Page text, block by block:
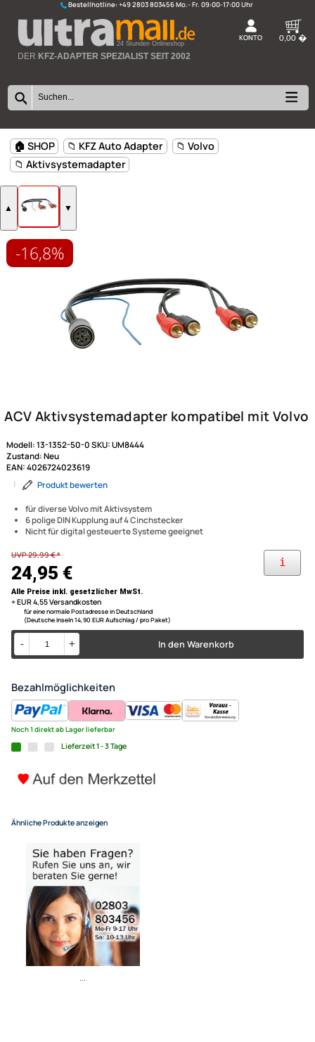
Bestellhotline:+49 2803 803456
24 Stunden Onlineshop
🏠 SHOP 📁 KFZ Auto Adapter
📁 Aktivsystemadapter
▲ ▼
-16,8%
ACV Aktivsystemadapter
für diverse Volvo mit Aktivsystem
6 polige DIN Kupplung auf 4 Cinchstecker
Nicht für digital gesteuerte Systeme geeignet
Zustand:Neu
EAN:4026724023619
Produkt bewerten
UVP 29,99 € *
24,95 €
Alle Preise inkl. gesetzlicher MwSt.
+ EUR 4,55 Versandkosten
Bezahlmöglichkeiten
Noch 1 direkt ab Lager lieferbar
Lieferzeit 1 - 3 Tage